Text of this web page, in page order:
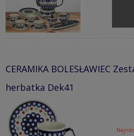
CERAMIKA BOLESŁAWIEC
herbatka Dek41